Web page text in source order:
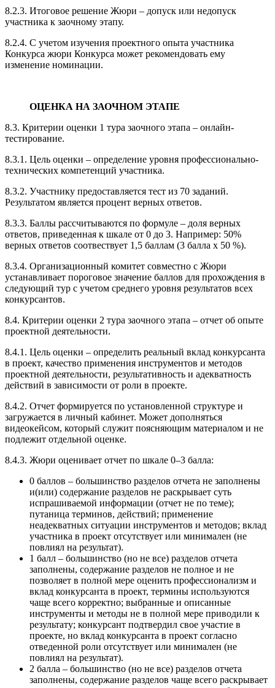
8.2.3. Итоговое решение Жюри – допуск или недопуск
участника к заочному этапу.
8.2.4. С учетом изучения проектного опыта участника
Конкурса жюри Конкурса может рекомендовать ему
изменение номинации.
ОЦЕНКА НА ЗАОЧНОМ ЭТАПЕ
8.3. Критерии оценки 1 тура заочного этапа – онлайн-
тестирование.
8.3.1. Цель оценки – определение уровня профессионально-
технических компетенций участника.
8.3.2. Участнику предоставляется тест из 70 заданий.
Результатом является процент верных ответов.
8.3.3. Баллы рассчитываются по формуле – доля верных
ответов, приведенная к шкале от 0 до 3. Например: 50%
верных ответов соотвествует 1,5 баллам (3 балла х 50 %).
8.3.4. Организационный комитет совместно с Жюри
устанавливает пороговое значение баллов для прохождения в
следующий тур с учетом среднего уровня результатов всех
конкурсантов.
8.4. Критерии оценки 2 тура заочного этапа – отчет об опыте
проектной деятельности.
8.4.1. Цель оценки – определить реальный вклад конкурсанта
в проект, качество применения инструментов и методов
проектной деятельности, результативность и адекватность
действий в зависимости от роли в проекте.
8.4.2. Отчет формируется по установленной структуре и
загружается в личный кабинет. Может дополняться
видеокейсом, который служит поясняющим материалом и не
подлежит отдельной оценке.
8.4.3. Жюри оценивает отчет по шкале 0–3 балла:
0 баллов – большинство разделов отчета не заполнены
и(или) содержание разделов не раскрывает суть
испрашиваемой информации (отчет не по теме);
путаница терминов, действий; применение
неадекватных ситуации инструментов и методов; вклад
участника в проект отсутствует или минимален (не
повлиял на результат).
1 балл – большинство (но не все) разделов отчета
заполнены, содержание разделов не полное и не
позволяет в полной мере оценить профессионализм и
вклад конкурсанта в проект, термины используются
чаще всего корректно; выбранные и описанные
инструменты и методы не в полной мере приводили к
результату; конкурсант подтвердил свое участие в
проекте, но вклад конкурсанта в проект согласно
отведенной роли отсутствует или минимален (не
повлиял на результат).
2 балла – большинство (но не все) разделов отчета
заполнены, содержание разделов чаще всего раскрывает